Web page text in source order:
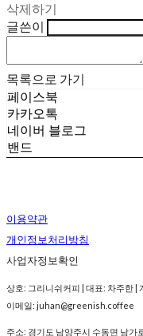
삭제하기
글쓴이
목록으로 가기
페이스북
카카오톡
네이버 블로그
밴드
이용약관
개인정보처리방침
사업자정보확인
상호: 그리니쉬커피 | 대표: 차주한 |
이메일: juhan@greenish.coffee
주소: 경기도 남양주시 수동면 남가